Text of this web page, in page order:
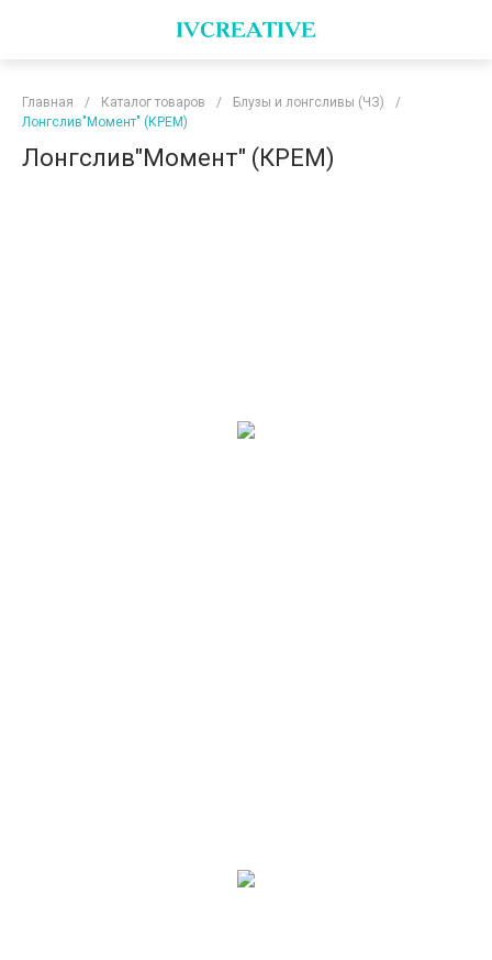
Главная / Каталог товаров / Блузы и лонгсливы (ЧЗ)
/
Лонгслив"Момент" (КРЕМ)
Лонгслив"Момент" (КРЕМ)